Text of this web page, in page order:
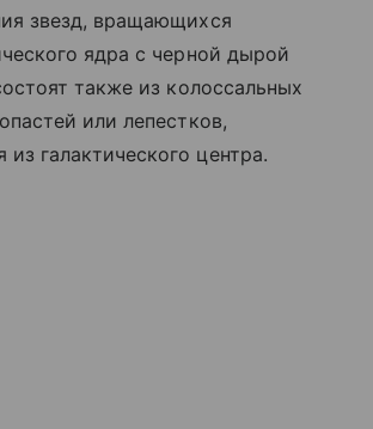
звезд, вращающихся
ядра с черной дырой
также из колоссальных
или лепестков,
галактического центра.